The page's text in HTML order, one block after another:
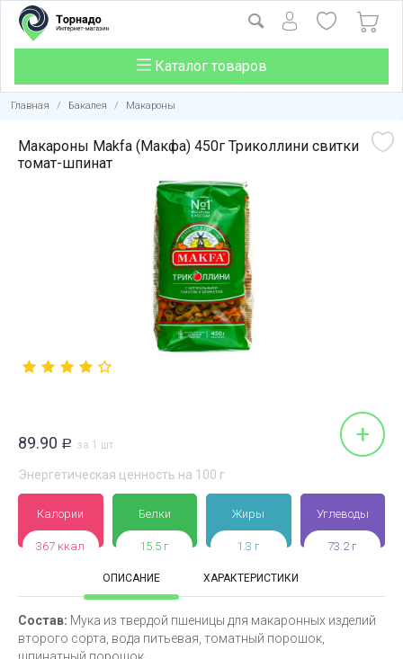
Каталог товаров
Главная / Бакалея / Макароны
Макароны Makfa (Макфа) 450г Триколлини свитки
томат-шпинат
89.90 Р за 1 шт +
Энергетическая ценность на 100 г
Калории
367 ккал
Белки
15.5 г
Жиры
1.3 г
Углеводы
73.2 г
ОПИСАНИЕ ХАРАКТЕРИСТИКИ
Состав: Мука из твердой пшеницы для макаронных изделий
второго сорта, вода питьевая, томатный порошок,